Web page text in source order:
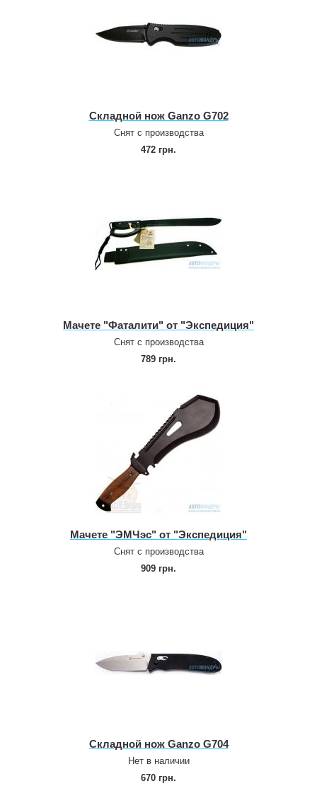
Складной нож Ganzo G702
Снят с производства
472 грн.
Мачете "Фаталити" от "Экспедиция"
Снят с производства
789 грн.
Мачете "ЭМЧэс" от "Экспедиция"
Снят с производства
909 грн.
Складной нож Ganzo G704
Нет в наличии
670 грн.